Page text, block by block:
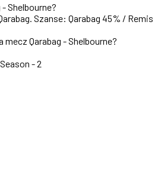
Shelbourne?
. Szanse: Qarabag 45% / Remis
Qarabag - Shelbourne?
- 2